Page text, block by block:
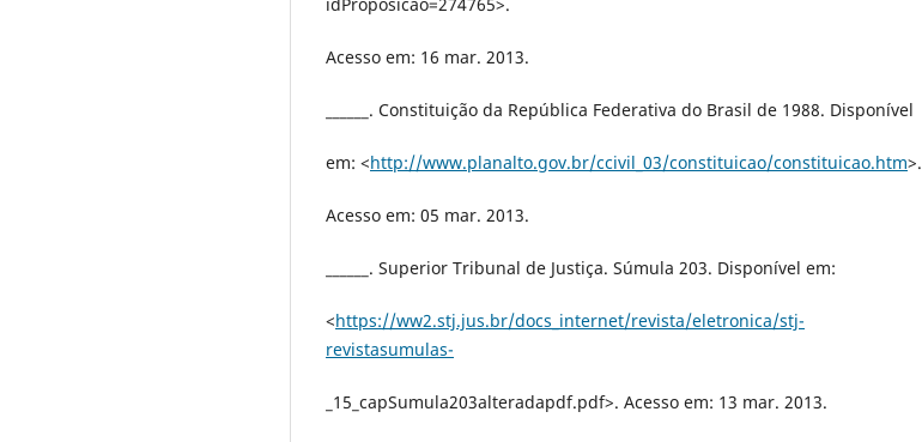
idProposicao=274765>.
Acesso em: 16 mar. 2013.
______. Constituição da República Federativa do Brasil de 1988. Disponível
em: <http://www.planalto.gov.br/ccivil_03/constituicao/constituicao.htm>.
Acesso em: 05 mar. 2013.
______. Superior Tribunal de Justiça. Súmula 203. Disponível em:
<https://ww2.stj.jus.br/docs_internet/revista/eletronica/stj-
revistasumulas-
_15_capSumula203alteradapdf.pdf>. Acesso em: 13 mar. 2013.